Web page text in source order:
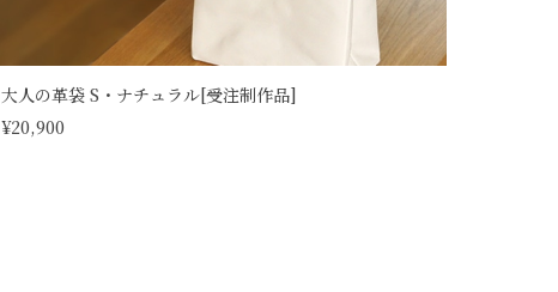
大人の革袋 S・ナチュラル[受注制作品]
¥20,900